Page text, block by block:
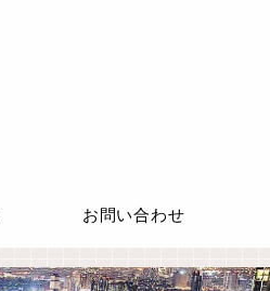
お問い合わせ